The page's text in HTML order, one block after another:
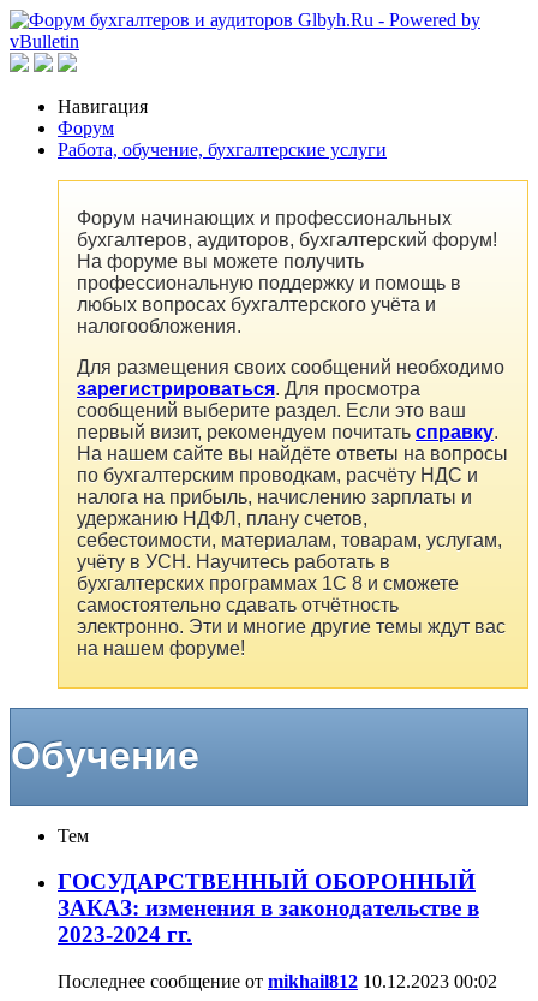
Навигация
Форум
Работа, обучение, бухгалтерские услуги
Форум начинающих и профессиональных
бухгалтеров, аудиторов, бухгалтерский форум!
На форуме вы можете получить
профессиональную поддержку и помощь в
любых вопросах бухгалтерского учёта и
налогообложения.
Для размещения своих сообщений необходимо
зарегистрироваться. Для просмотра
сообщений выберите раздел. Если это ваш
первый визит, рекомендуем почитать справку.
На нашем сайте вы найдёте ответы на вопросы
по бухгалтерским проводкам, расчёту НДС и
налога на прибыль, начислению зарплаты и
удержанию НДФЛ, плану счетов,
себестоимости, материалам, товарам, услугам,
учёту в УСН. Научитесь работать в
бухгалтерских программах 1С 8 и сможете
самостоятельно сдавать отчётность
электронно. Эти и многие другие темы ждут вас
на нашем форуме!
Обучение
Тем
ГОСУДАРСТВЕННЫЙ ОБОРОННЫЙ
ЗАКАЗ: изменения в законодательстве в
2023-2024 гг.
Последнее сообщение от mikhail812 10.12.2023 00:02